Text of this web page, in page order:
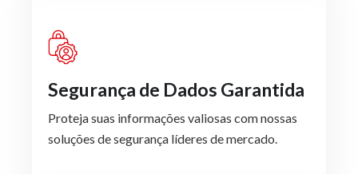
Segurança de Dados Garantida
Proteja suas informações valiosas com nossas
soluções de segurança líderes de mercado.